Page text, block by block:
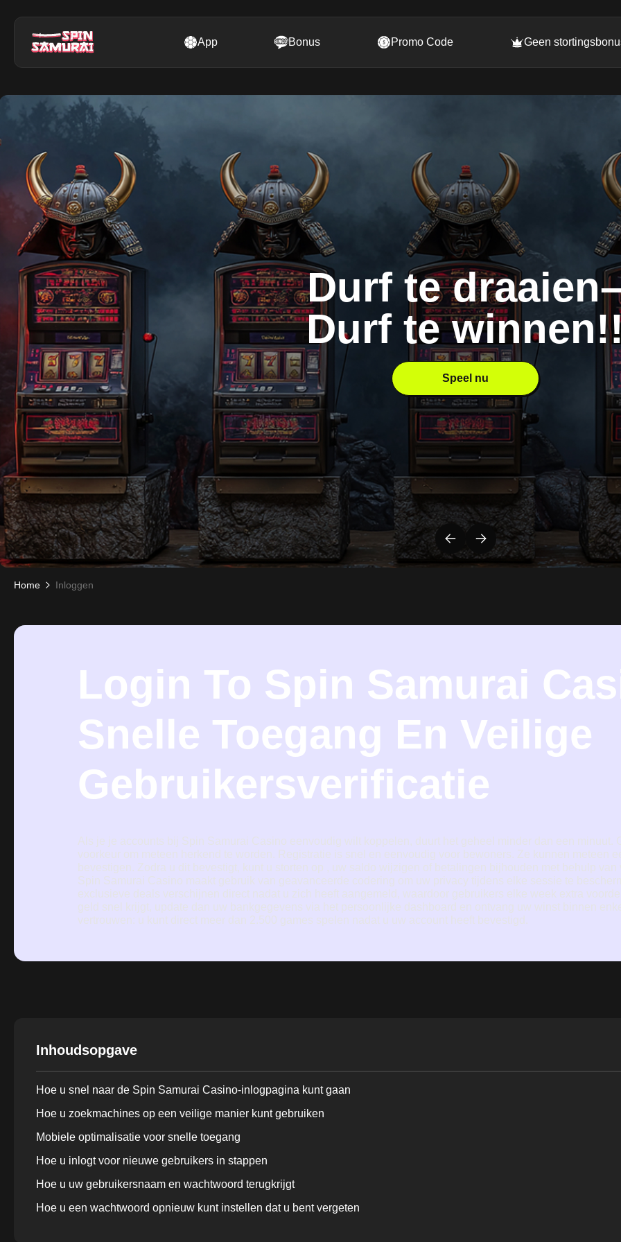
App Bonus Promo Code Geen
Durf te
Durf te
Speel nu
Home Inloggen
Login To Spin Samurai
Snelle Toegang En Veilige
Gebruikersverificatie
Als je je accounts bij Spin Samurai Casino eenvoudig wilt koppelen, duurt het geheel minder dan een minuut.
voorkeur om meteen herkend te worden. Registratie is snel en eenvoudig voor bewoners. Ze kunnen meteen
bevestigen. Zodra u dit bevestigt, kunt u storten op , uw saldo wijzigen of betalingen bijhouden met behulp
Spin Samurai Casino maakt gebruik van geavanceerde codering om uw privacy tijdens elke sessie te
exclusieve deals verschijnen direct nadat u zich heeft aangemeld, waardoor gebruikers elke week extra
geld snel krijgt, update dan uw bankgegevens via het persoonlijke dashboard en ontvang uw winst binnen
vertrouwen: u kunt direct meer dan 2.500 games spelen nadat u uw account heeft bevestigd.
Inhoudsopgave
Hoe u snel naar de Spin Samurai Casino-inlogpagina kunt gaan
Hoe u zoekmachines op een veilige manier kunt gebruiken
Mobiele optimalisatie voor snelle toegang
Hoe u inlogt voor nieuwe gebruikers in stappen
Hoe u uw gebruikersnaam en wachtwoord terugkrijgt
Hoe u een wachtwoord opnieuw kunt instellen dat u bent vergeten